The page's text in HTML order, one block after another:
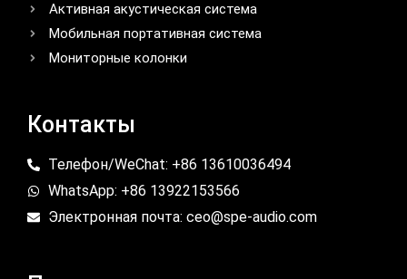
Активная акустическая система
Мобильная портативная система
Мониторные колонки
Контакты
Телефон/WeChat: +86 13610036494
WhatsApp: +86 13922153566
Электронная почта: ceo@spe-audio.com